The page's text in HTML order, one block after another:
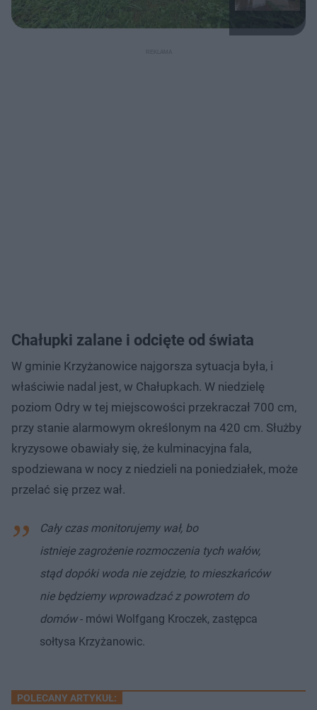
Chałupki zalane i odcięte od świata
W gminie Krzyżanowice najgorsza sytuacja była, i
właściwie nadal jest, w Chałupkach. W niedzielę
poziom Odry w tej miejscowości przekraczał 700 cm,
przy stanie alarmowym określonym na 420 cm. Służby
kryzysowe obawiały się, że kulminacyjna fala,
spodziewana w nocy z niedzieli na poniedziałek, może
przelać się przez wał.
Cały czas monitorujemy wał, bo
istnieje zagrożenie rozmoczenia tych wałów,
stąd dopóki woda nie zejdzie, to mieszkańców
nie będziemy wprowadzać z powrotem do
domów- mówi Wolfgang Kroczek, zastępca
sołtysa Krzyżanowic.
POLECANY ARTYKUŁ: